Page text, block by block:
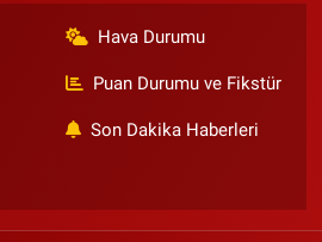
Hava Durumu
Puan Durumu ve Fikstür
Son Dakika Haberleri